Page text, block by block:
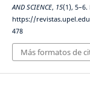
AND SCIENCE, 15(1),
https://
478
Más formatos de